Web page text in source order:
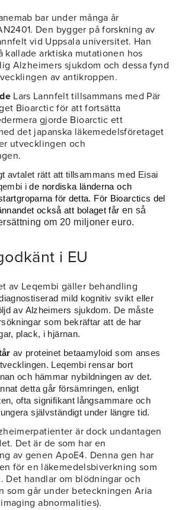
bar under många år
Den bygger på forskning av
vid Uppsala universitet. Han
kallade arktiska mutationen hos
Alzheimers sjukdom och dessa fynd
av antikroppen.
Lars Lannfelt tillsammans med Pär
Bioarctic för att fortsätta
gjorde Bioarctic ett
det japanska läkemedelsföretaget
utvecklingen och
avtalet rätt att tillsammans med Eisai
ide nordiska länderna och
för detta. För Bioarctics del
också att bolaget får en så
om 20 miljoner euro.
i EU
av Leqembi gäller behandling
mild kognitiv svikt eller
av Alzheimers sjukdom. De måste
som bekräftar att de har
plack, i hjärnan.
av proteinet betaamyloid som anses
Leqembi rensar bort
och hämmar nybildningen av det.
detta går försämringen, enligt
ofta signifikant långsammare och
självständigt under längre tid.
är dock undantagen
Det är de som har en
av genen ApoE4. Denna gen har
för en läkemedelsbiverkning som
Det handlar om blödningar och
som går under beteckningen Aria
abnormalities).